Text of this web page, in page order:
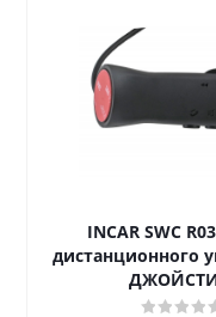
INCAR SWC
дистанционного